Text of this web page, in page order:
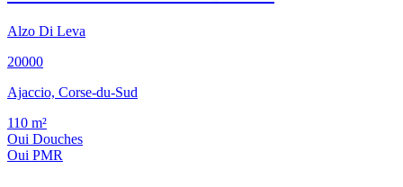
Alzo Di Leva
20000
Ajaccio, Corse-du-Sud
110 m²
Oui Douches
Oui PMR